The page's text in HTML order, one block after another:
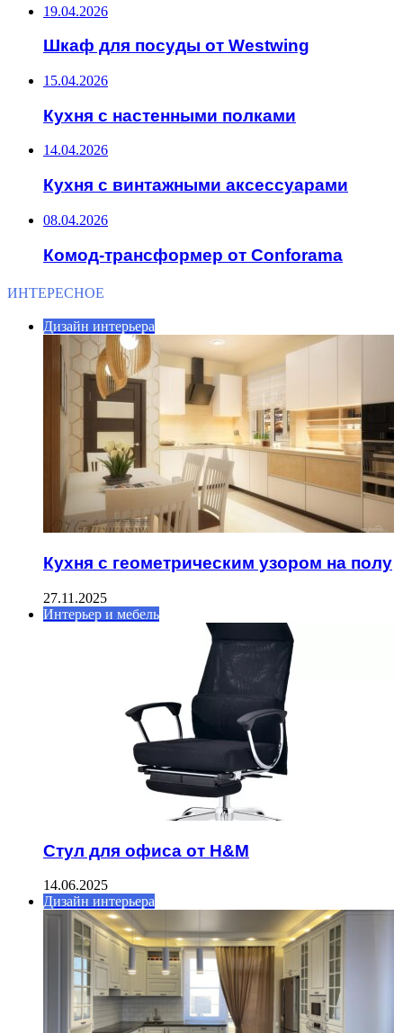
19.04.2026
Шкаф для посуды от Westwing
15.04.2026
Кухня с настенными полками
14.04.2026
Кухня с винтажными аксессуарами
08.04.2026
Комод-трансформер от Conforama
ИНТЕРЕСНОЕ
Дизайн интерьера
Кухня с геометрическим узором на полу
27.11.2025
Интерьер и мебель
Стул для офиса от H&M
14.06.2025
Дизайн интерьера